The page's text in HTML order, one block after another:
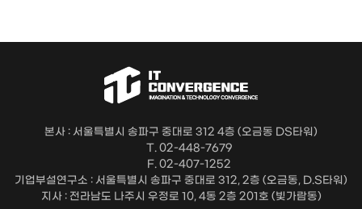
본사 : 서울특별시 송파구 중대로 312 4층 (오금동 DS타워)
T. 02-448-7679
F. 02-407-1252
기업부설연구소 : 서울특별시 송파구 중대로 312, 2층 (오금동, D.S타워)
지사 : 전라남도 나주시 우정로 10, 4동 2층 201호 (빛가람동)